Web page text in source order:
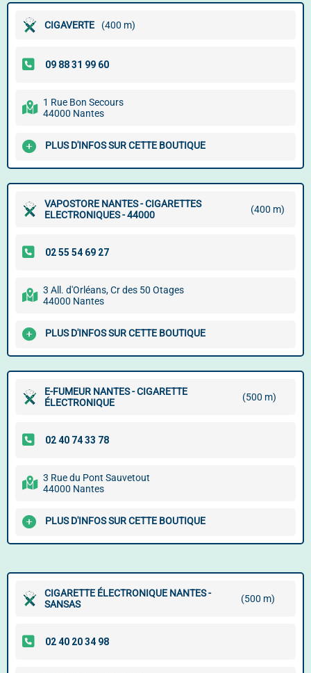
CIGAVERTE (400 m)
1 Rue Bon Secours
44000 Nantes
PLUS D'INFOS SUR CETTE BOUTIQUE
VAPOSTORE NANTES - CIGARETTES
ELECTRONIQUES - 44000
(400 m)
3 All. d'Orléans, Cr des 50 Otages
44000 Nantes
PLUS D'INFOS SUR CETTE BOUTIQUE
E-FUMEUR NANTES - CIGARETTE
ÉLECTRONIQUE
(500 m)
3 Rue du Pont Sauvetout
44000 Nantes
PLUS D'INFOS SUR CETTE BOUTIQUE
CIGARETTE ÉLECTRONIQUE NANTES -
SANSAS
(500 m)